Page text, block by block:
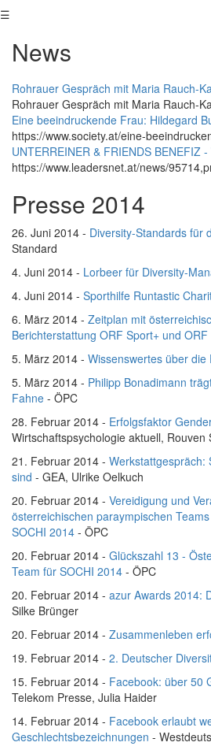
☰
News
Rohrauer Gespräch mit Maria Rauch-
Rohrauer Gespräch mit Maria Rauch-
Eine beeindruckende Frau: Hildegard
https://www.society.at/eine-
UNTERREINER & FRIENDS BENEFIZ
https://www.leadersnet.at/news/
Presse 2014
26. Juni 2014 - Diversity-Standards für
Standard
4. Juni 2014 - Lorbeer für Diversity-
4. Juni 2014 - Sporthilfe Runtastic
6. März 2014 - Zeitplan mit
Berichterstattung ORF Sport+ und ORF
5. März 2014 - Wissenswertes über die
5. März 2014 - Philipp Bonadimann
Fahne - ÖPC
28. Februar 2014 - Erfolgsfaktor
Wirtschaftspsychologie aktuell, Rouven
21. Februar 2014 - Werkstattgespräch:
sind - GEA, Ulrike Oelkuch
20. Februar 2014 - Vereidigung und
österreichischen paraympischen
SOCHI 2014 - ÖPC
20. Februar 2014 - Glückszahl 13 -
Team für SOCHI 2014 - ÖPC
20. Februar 2014 - azur Awards 2014:
Silke Brünger
20. Februar 2014 - Zusammenleben
19. Februar 2014 - 2. Deutscher
15. Februar 2014 - Facebook: über 50
Telekom Presse, Julia Haider
14. Februar 2014 - Facebook erlaubt
Geschlechtsbezeichnungen -